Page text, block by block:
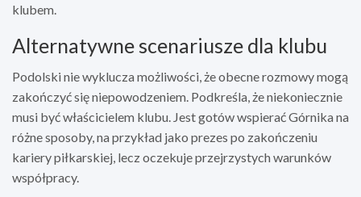
klubem.
Alternatywne scenariusze dla klubu
Podolski nie wyklucza możliwości, że obecne rozmowy mogą
zakończyć się niepowodzeniem. Podkreśla, że niekoniecznie
musi być właścicielem klubu. Jest gotów wspierać Górnika na
różne sposoby, na przykład jako prezes po zakończeniu
kariery piłkarskiej, lecz oczekuje przejrzystych warunków
współpracy.